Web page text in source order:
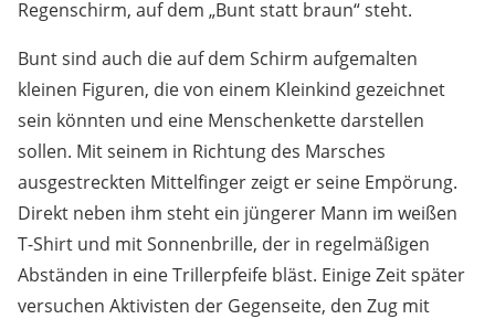
Regenschirm, auf dem „Bunt statt braun“ steht.
Bunt sind auch die auf dem Schirm aufgemalten
kleinen Figuren, die von einem Kleinkind gezeichnet
sein könnten und eine Menschenkette darstellen
sollen. Mit seinem in Richtung des Marsches
ausgestreckten Mittelfinger zeigt er seine Empörung.
Direkt neben ihm steht ein jüngerer Mann im weißen
T-Shirt und mit Sonnenbrille, der in regelmäßigen
Abständen in eine Trillerpfeife bläst. Einige Zeit später
versuchen Aktivisten der Gegenseite, den Zug mit